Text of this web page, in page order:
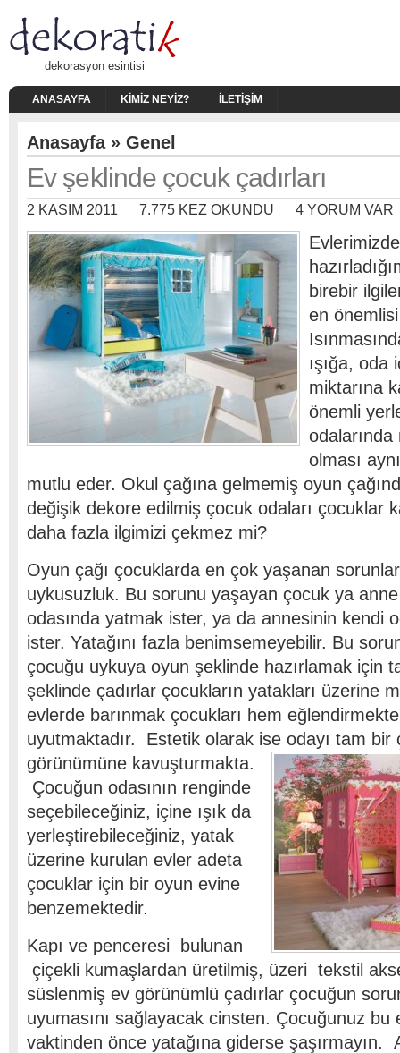
dekorasyon esintisi
ANASAYFA KIMIZ NEYIZ? İLETIŞIM
Anasayfa» Genel
Ev şeklinde çocuk çadırları
2 KASIM 2011 7.775 KEZ OKUNDU 4 YORUM VAR
birebir
en
ışığa, oda
miktarına
önemli
odalarında
olması
mutlu eder. Okul çağına gelmemiş oyun
değişik dekore edilmiş çocuk odaları çocuklar
daha fazla ilgimizi çekmez mi?
Oyun çağı çocuklarda en çok yaşanan
uykusuzluk. Bu sorunu yaşayan çocuk ya anne
odasında yatmak ister, ya da annesinin kendi
ister. Yatağını fazla benimsemeyebilir. Bu
çocuğu uykuya oyun şeklinde hazırlamak için
şeklinde çadırlar çocukların yatakları üzerine
evlerde barınmak çocukları hem
uyutmaktadır. Estetik olarak ise odayı tam bir
görünümüne kavuşturmakta.
Çocuğun odasının renginde
seçebileceğiniz, içine ışık da
yerleştirebileceğiniz, yatak
üzerine kurulan evler adeta
çocuklar için bir oyun evine
benzemektedir.
Kapı ve penceresi bulunan
çiçekli kumaşlardan üretilmiş, üzeri tekstil
süslenmiş ev görünümlü çadırlar çocuğun
uyumasını sağlayacak cinsten. Çocuğunuz bu
vaktinden önce yatağına giderse şaşırmayın.